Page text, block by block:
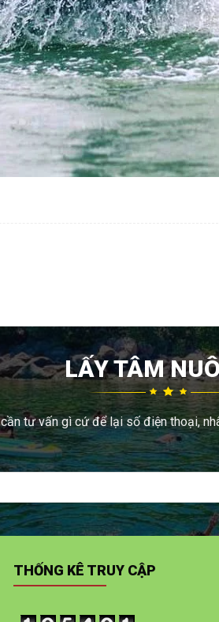
LẤY TÂM
cần tư vấn gì cứ để lại số điện thoại,
THỐNG KÊ TRUY CẬP